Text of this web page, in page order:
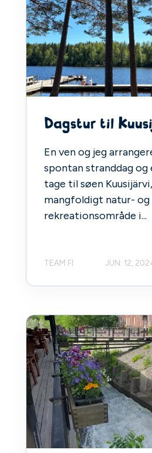
Dagstur til
En ven og jeg
spontan stranddag og
tage til søen
mangfoldigt natur- og
rekreationsområde i...
TEAM FI JUN. 12,